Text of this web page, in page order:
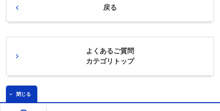
戻る
よくあるご質問
カテゴリトップ
閉じる